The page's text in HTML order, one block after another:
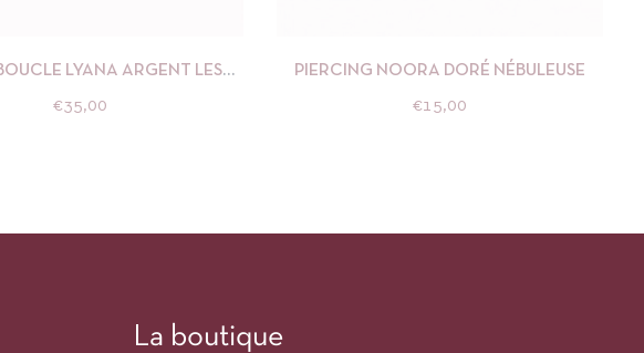
LYANA ARGENT LES
€35,00
PIERCING NOORA DORÉ NÉBULEUSE
€15,00
La boutique